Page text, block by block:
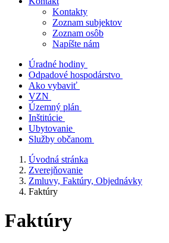
Kontakty
Zoznam subjektov
Zoznam osôb
Napíšte nám
Úradné hodiny
Odpadové hospodárstvo
Ako vybaviť
VZN
Územný plán
Inštitúcie
Ubytovanie
Služby občanom
Úvodná stránka
Zverejňovanie
Zmluvy, Faktúry, Objednávky
Faktúry
Faktúry